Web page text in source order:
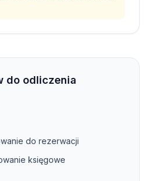
do odliczenia
do rezerwacji
księgowe